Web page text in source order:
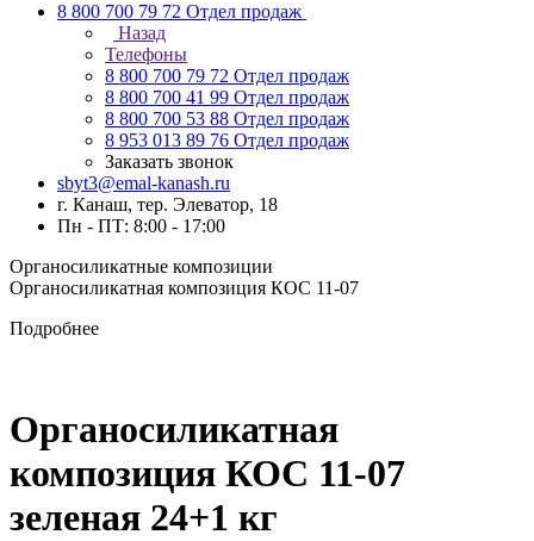
8 800 700 79 72 Отдел продаж
Назад
Телефоны
8 800 700 79 72 Отдел продаж
8 800 700 41 99 Отдел продаж
8 800 700 53 88 Отдел продаж
8 953 013 89 76 Отдел продаж
Заказать звонок
sbyt3@emal-kanash.ru
г. Канаш, тер. Элеватор, 18
Пн - ПТ: 8:00 - 17:00
Органосиликатные композиции
Органосиликатная композиция КОС 11-07
Подробнее
Органосиликатная
композиция КОС 11-07
зеленая 24+1 кг